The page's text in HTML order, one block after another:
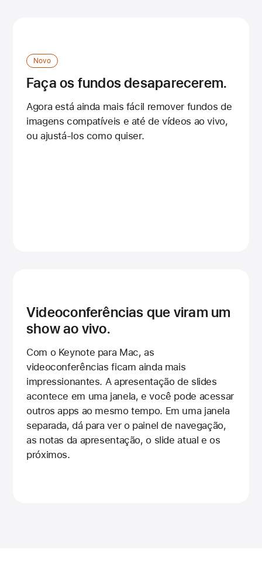
Novo
Faça os fundos desaparecerem.
Agora está ainda mais fácil remover fundos de
imagens compatíveis e até de vídeos ao vivo,
ou ajustá-los como quiser.
Videoconferências que viram um
show ao vivo.
Com o Keynote para Mac, as
videoconferências ficam ainda mais
impressionantes. A apresentação de slides
acontece em uma janela, e você pode acessar
outros apps ao mesmo tempo. Em uma janela
separada, dá para ver o painel de navegação,
as notas da apresentação, o slide atual e os
próximos.